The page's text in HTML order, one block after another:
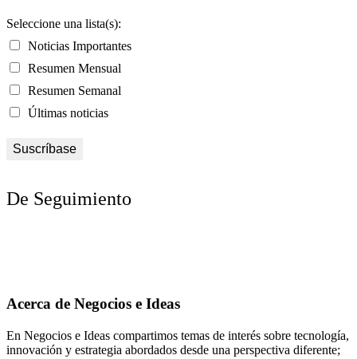
Seleccione una lista(s):
Noticias Importantes
Resumen Mensual
Resumen Semanal
Últimas noticias
De Seguimiento
Acerca de Negocios e Ideas
En Negocios e Ideas compartimos temas de interés sobre tecnología,
innovación y estrategia abordados desde una perspectiva diferente;